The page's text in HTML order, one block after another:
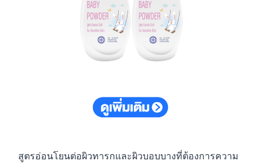
สูตรอ่อนโยนต่อผิวทารกและผิวบอบบางที่ต้องการความ